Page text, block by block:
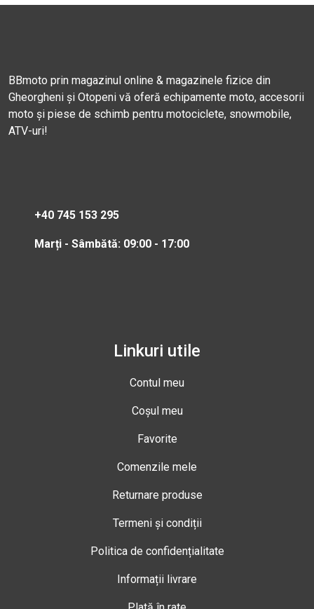
BBmoto prin magazinul online & magazinele fizice din
Gheorgheni și Otopeni vă oferă echipamente moto, accesorii
moto și piese de schimb pentru motociclete, snowmobile,
ATV-uri!
+40 745 153 295
Marți - Sâmbătă: 09:00 - 17:00
Linkuri utile
Contul meu
Coșul meu
Favorite
Comenzile mele
Returnare produse
Termeni și condiții
Politica de confidențialitate
Informații livrare